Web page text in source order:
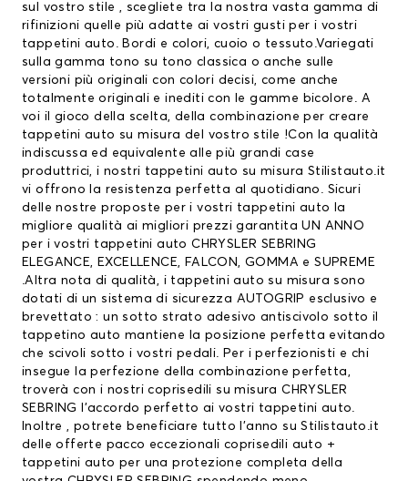
sul vostro stile , scegliete tra la nostra vasta gamma di
rifinizioni quelle più adatte ai vostri gusti per i vostri
tappetini auto. Bordi e colori, cuoio o tessuto.Variegati
sulla gamma tono su tono classica o anche sulle
versioni più originali con colori decisi, come anche
totalmente originali e inediti con le gamme bicolore. A
voi il gioco della scelta, della combinazione per creare
tappetini auto su misura del vostro stile !Con la qualità
indiscussa ed equivalente alle più grandi case
produttrici, i nostri tappetini auto su misura Stilistauto.it
vi offrono la resistenza perfetta al quotidiano. Sicuri
delle nostre proposte per i vostri tappetini auto la
migliore qualità ai migliori prezzi garantita UN ANNO
per i vostri tappetini auto CHRYSLER SEBRING
ELEGANCE, EXCELLENCE, FALCON, GOMMA e SUPREME
.Altra nota di qualità, i tappetini auto su misura sono
dotati di un sistema di sicurezza AUTOGRIP esclusivo e
brevettato : un sotto strato adesivo antiscivolo sotto il
tappetino auto mantiene la posizione perfetta evitando
che scivoli sotto i vostri pedali. Per i perfezionisti e chi
insegue la perfezione della combinazione perfetta,
troverà con i nostri coprisedili su misura CHRYSLER
SEBRING l’accordo perfetto ai vostri tappetini auto.
Inoltre , potrete beneficiare tutto l’anno su Stilistauto.it
delle offerte pacco eccezionali coprisedili auto +
tappetini auto per una protezione completa della